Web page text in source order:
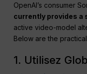
OpenAI’s consumer
currently provides a
active video-model
Below are the
1. Utilisez